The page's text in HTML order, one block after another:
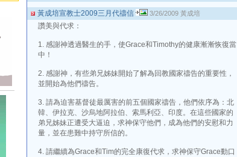
黃成培宣教士2009三月代禱信 3/26/2009 黃成培
讚美與代求：
1. 感謝神透過醫生的手，使Grace和Timothy的健康漸漸恢復當
中！
2. 感謝神，有些弟兄姊妹開始了解為回教國家禱告的重要性，
並開始為他們禱告。
3. 請為迫害基督徒最厲害的前五個國家禱告，他們依序為：北
韓、伊拉克、沙烏地阿拉伯、索馬利亞、印度。在這些國家的
弟兄姊妹正遭受大逼迫，求神保守他們，成為他們的安慰和力
量，並在患難中持守所信的。
4. 請繼續為Grace和Tim的完全康復代求，求神保守Grace動口